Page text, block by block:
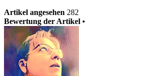
Artikel angesehen 282
Bewertung der Artikel •